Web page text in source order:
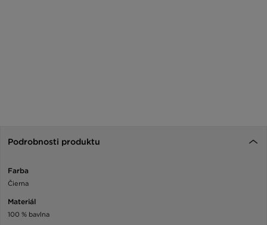
Podrobnosti produktu
Farba
Čierna
Materiál
100 % bavlna